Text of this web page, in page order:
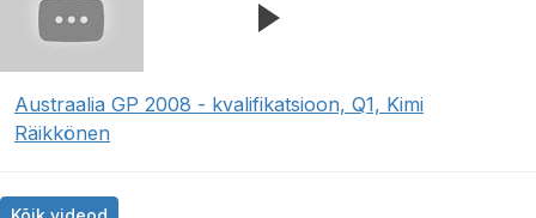
Austraalia GP 2008 - kvalifikatsioon, Q1, Kimi
Räikkönen